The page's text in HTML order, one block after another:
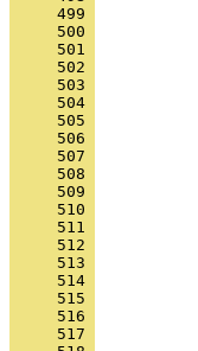
     499
     500
     501
     502
     503
     504
     505
     506
     507
     508
     509
     510
     511
     512
     513
     514
     515
     516
     517